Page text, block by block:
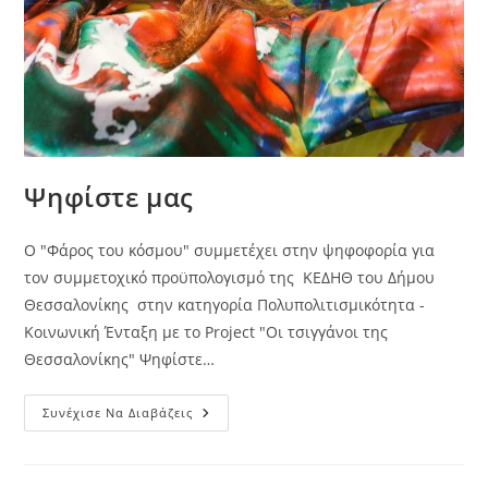
Ψηφίστε μας
Ο "Φάρος του κόσμου" συμμετέχει στην ψηφοφορία για
τον συμμετοχικό προϋπολογισμό της ΚΕΔΗΘ του Δήμου
Θεσσαλονίκης στην κατηγορία Πολυπολιτισμικότητα -
Κοινωνική Ένταξη με το Project "Οι τσιγγάνοι της
Θεσσαλονίκης" Ψηφίστε…
Συνέχισε Να Διαβάζεις Ψηφίστε
Μας